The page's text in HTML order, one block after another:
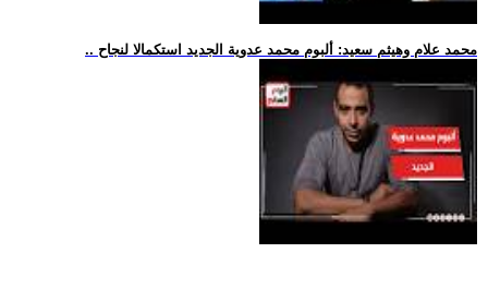
.. محمد علام وهيثم سعيد: ألبوم محمد عدوية الجديد استكمالا لنجاح